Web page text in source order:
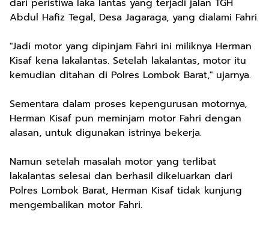
dari peristiwa laka lantas yang terjadi jalan TGH
Abdul Hafiz Tegal, Desa Jagaraga, yang dialami Fahri.
"Jadi motor yang dipinjam Fahri ini miliknya Herman
Kisaf kena lakalantas. Setelah lakalantas, motor itu
kemudian ditahan di Polres Lombok Barat," ujarnya.
Sementara dalam proses kepengurusan motornya,
Herman Kisaf pun meminjam motor Fahri dengan
alasan, untuk digunakan istrinya bekerja.
Namun setelah masalah motor yang terlibat
lakalantas selesai dan berhasil dikeluarkan dari
Polres Lombok Barat, Herman Kisaf tidak kunjung
mengembalikan motor Fahri.